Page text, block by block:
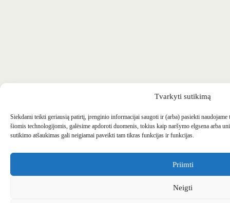
Tvarkyti sutikimą
Siekdami teikti geriausią patirtį, įrenginio informacijai saugoti ir (arba) pasiekti
šiomis technologijomis, galėsime apdoroti duomenis, tokius kaip naršymo elgsena arba
sutikimo atšaukimas gali neigiamai paveikti tam tikras funkcijas ir funkcijas.
Priimti
Neigti